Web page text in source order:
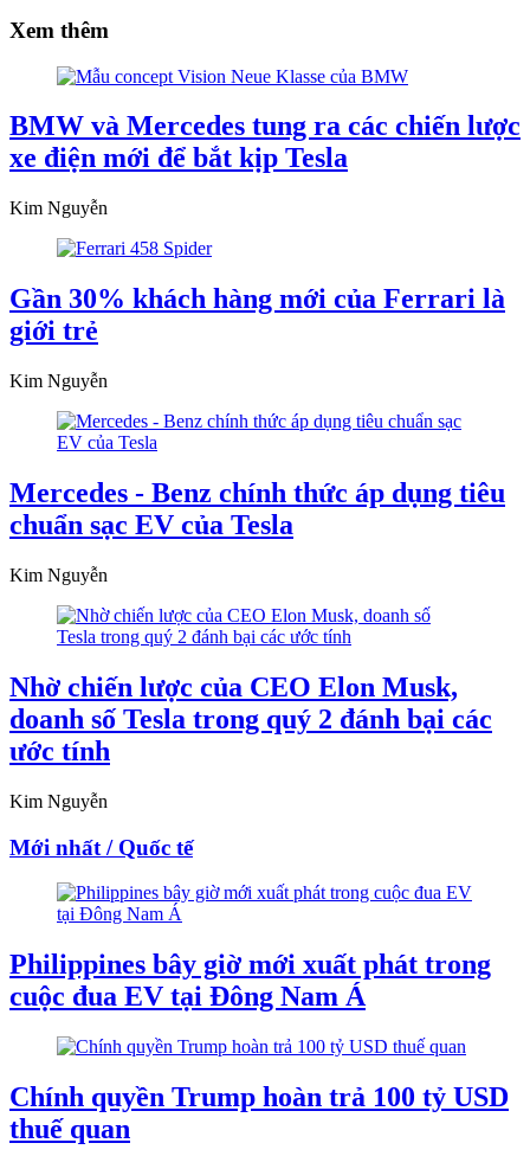
Xem thêm
BMW và Mercedes tung ra các chiến lược
xe điện mới để bắt kịp Tesla
Kim Nguyễn
Gần 30% khách hàng mới của Ferrari là
giới trẻ
Kim Nguyễn
Mercedes - Benz chính thức áp dụng tiêu
chuẩn sạc EV của Tesla
Kim Nguyễn
Nhờ chiến lược của CEO Elon Musk,
doanh số Tesla trong quý 2 đánh bại các
ước tính
Kim Nguyễn
Mới nhất / Quốc tế
Philippines bây giờ mới xuất phát trong
cuộc đua EV tại Đông Nam Á
Chính quyền Trump hoàn trả 100 tỷ USD
thuế quan